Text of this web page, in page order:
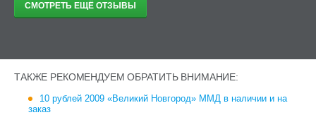
СМОТРЕТЬ ЕЩЁ ОТЗЫВЫ
ТАКЖЕ РЕКОМЕНДУЕМ ОБРАТИТЬ ВНИМАНИЕ:
10 рублей 2009 «Великий Новгород» ММД в наличии и на
заказ